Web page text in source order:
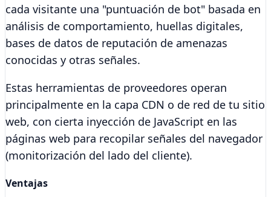
cada visitante una "puntuación de bot" basada en
análisis de comportamiento, huellas digitales,
bases de datos de reputación de amenazas
conocidas y otras señales.
Estas herramientas de proveedores operan
principalmente en la capa CDN o de red de tu sitio
web, con cierta inyección de JavaScript en las
páginas web para recopilar señales del navegador
(monitorización del lado del cliente).
Ventajas